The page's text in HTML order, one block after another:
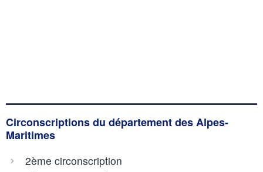
Circonscriptions du département des Alpes-
Maritimes
2ème circonscription